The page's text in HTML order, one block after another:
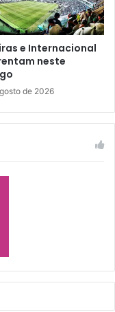
e Internacional
neste
de 2026